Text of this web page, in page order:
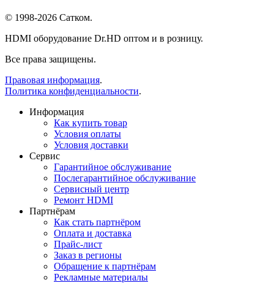
© 1998-2026 Сатком.
HDMI оборудование Dr.HD оптом и в розницу.
Все права защищены.
Правовая информация.
Политика конфиденциальности.
Информация
Как купить товар
Условия оплаты
Условия доставки
Сервис
Гарантийное обслуживание
Послегарантийное обслуживание
Сервисный центр
Ремонт HDMI
Партнёрам
Как стать партнёром
Оплата и доставка
Прайс-лист
Заказ в регионы
Обращение к партнёрам
Рекламные материалы